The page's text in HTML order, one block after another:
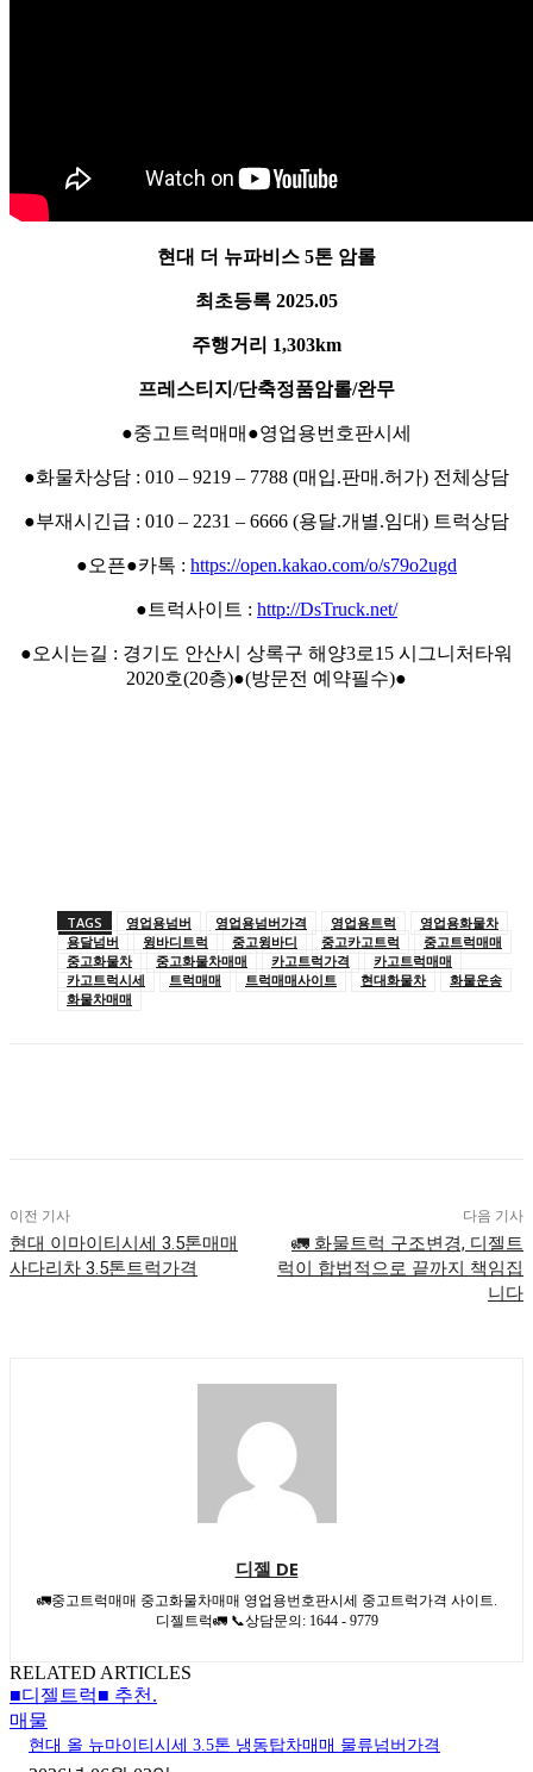
현대 더 뉴파비스 5톤 암롤
최초등록 2025.05
주행거리 1,303km
프레스티지/단축정품암롤/완무
●중고트럭매매●영업용번호판시세
●화물차상담 : 010 – 9219 – 7788 (매입.판매.허가) 전체상담
●부재시긴급 : 010 – 2231 – 6666 (용달.개별.임대) 트럭상담
●오픈●카톡 : https://open.kakao.com/o/s79o2ugd
●트럭사이트 : http://DsTruck.net/
●오시는길 : 경기도 안산시 상록구 해양3로15 시그니처타워
2020호(20층)●(방문전 예약필수)●
TAGS 영업용넘버 영업용넘버가격 영업용트럭
영업용화물차
용달넘버
윙바디트럭 중고윙바디 중고카고트럭
중고트럭매매
중고화물차
중고화물차매매 카고트럭가격
카고트럭매매
카고트럭시세
트럭매매 트럭매매사이트 현대화물차
화물운송
화물차매매
이전 기사
현대 이마이티시세 3.5톤매매
사다리차 3.5톤트럭가격
다음 기사
🚛 화물트럭 구조변경, 디젤트
럭이 합법적으로 끝까지 책임집
니다
디젤 DE
🚛중고트럭매매 중고화물차매매 영업용번호판시세 중고트럭가격 사이트.
디젤트럭🚛 📞상담문의: 1644 - 9779
RELATED ARTICLES
■디젤트럭■ 추천.
매물
현대 올 뉴마이티시세 3.5톤 냉동탑차매매 물류넘버가격